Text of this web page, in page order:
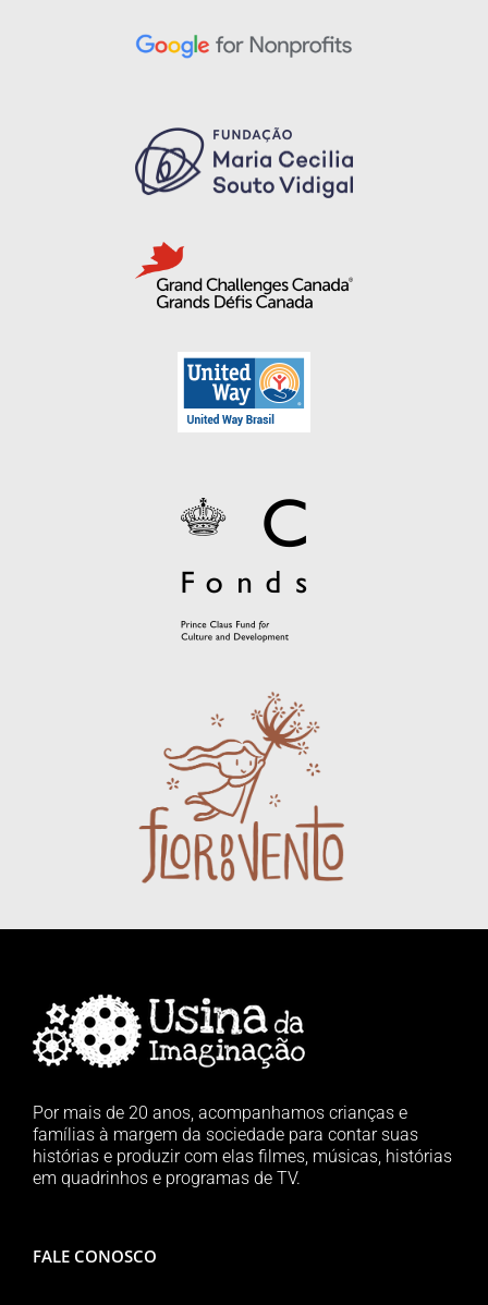
Por mais de 20 anos, acompanhamos crianças e
famílias à margem da sociedade para contar suas
histórias e produzir com elas filmes, músicas, histórias
em quadrinhos e programas de TV.
FALE CONOSCO